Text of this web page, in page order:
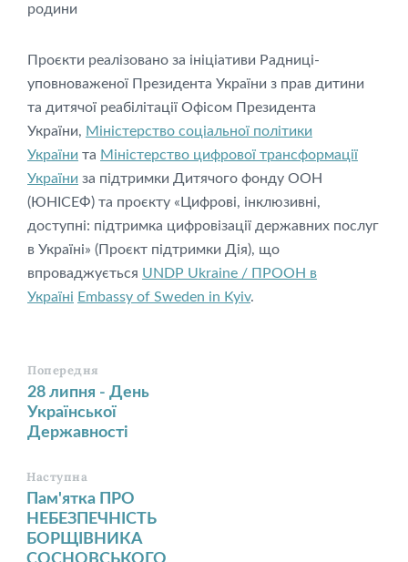
родини
Проєкти реалізовано за ініціативи Радниці-
уповноваженої Президента України з прав дитини
та дитячої реабілітації Офісом Президента
України, Міністерство соціальної політики
України та Міністерство цифрової трансформації
України за підтримки Дитячого фонду ООН
(ЮНІСЕФ) та проєкту «Цифрові, інклюзивні,
доступні: підтримка цифровізації державних послуг
в Україні» (Проєкт підтримки Дія), що
впроваджується UNDP Ukraine / ПРООН в
Україні Embassy of Sweden in Kyiv.
Попередня
28 липня - День
Української
Державності
Наступна
Пам'ятка ПРО
НЕБЕЗПЕЧНІСТЬ
БОРЩІВНИКА